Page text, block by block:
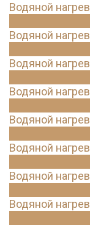
Водяной
Водяной
Водяной
Водяной
Водяной
Водяной
Водяной
Водяной